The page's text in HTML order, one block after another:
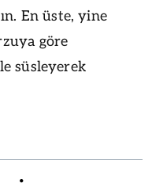
En üste, yine
göre
süsleyerek